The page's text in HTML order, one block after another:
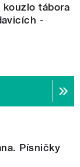
kouzlo tábora
-
Písničky